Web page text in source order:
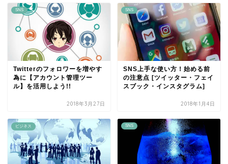
SNS
Twitterのフォロワーを増やす
為に【アカウント管理ツー
ル】を活用しよう!!
2018年3月27日
SNS
SNS上手な使い方！始める前
の注意点 [ツイッター・フェイ
スブック・インスタグラム]
2018年1月4日
ビジネス SNS